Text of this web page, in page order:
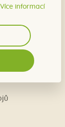
Více informací